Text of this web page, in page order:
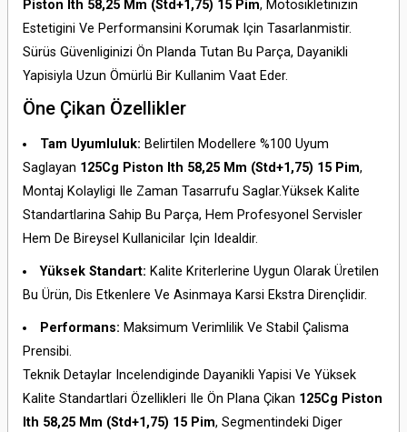
Piston Ith 58,25 Mm (Std+1,75) 15 Pim, Motosikletinizin
Estetigini Ve Performansini Korumak Için Tasarlanmistir.
Sürüs Güvenliginizi Ön Planda Tutan Bu Parça, Dayanikli
Yapisiyla Uzun Ömürlü Bir Kullanim Vaat Eder.
Öne Çikan Özellikler
Tam Uyumluluk: Belirtilen Modellere %100 Uyum
Saglayan 125Cg Piston Ith 58,25 Mm (Std+1,75) 15 Pim,
Montaj Kolayligi Ile Zaman Tasarrufu Saglar.Yüksek Kalite
Standartlarina Sahip Bu Parça, Hem Profesyonel Servisler
Hem De Bireysel Kullanicilar Için Idealdir.
Yüksek Standart: Kalite Kriterlerine Uygun Olarak Üretilen
Bu Ürün, Dis Etkenlere Ve Asinmaya Karsi Ekstra Dirençlidir.
Performans: Maksimum Verimlilik Ve Stabil Çalisma
Prensibi.
Teknik Detaylar Incelendiginde Dayanikli Yapisi Ve Yüksek
Kalite Standartlari Özellikleri Ile Ön Plana Çikan 125Cg Piston
Ith 58,25 Mm (Std+1,75) 15 Pim, Segmentindeki Diger